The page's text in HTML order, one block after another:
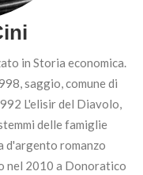
in Storia economica.
saggio, comune di
L'elisir del Diavolo,
delle famiglie
d'argento romanzo
nel 2010 a Donoratico